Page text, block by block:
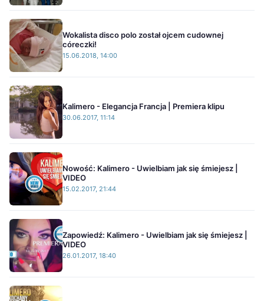
Wokalista disco polo został ojcem cudownej
córeczki!
15.06.2018, 14:00
Kalimero - Elegancja Francja | Premiera klipu
30.06.2017, 11:14
Nowość: Kalimero - Uwielbiam jak się śmiejesz |
VIDEO
15.02.2017, 21:44
Zapowiedź: Kalimero - Uwielbiam jak się śmiejesz |
VIDEO
26.01.2017, 18:40